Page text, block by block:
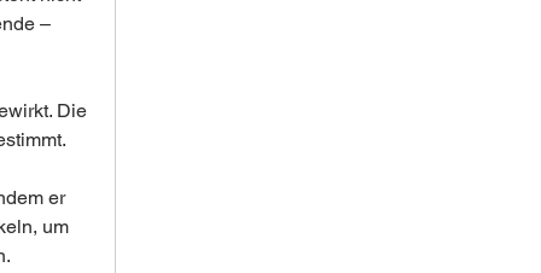
–
Die
er
um